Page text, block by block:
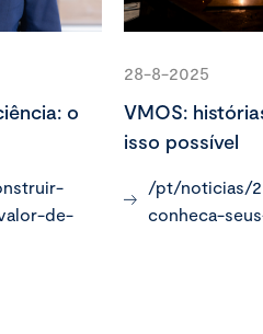
o
de-
28-8-2025
VMOS:
isso possível
/pt/noticias/
conheca-